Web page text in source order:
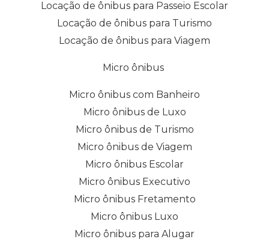
Locação de ônibus para Passeio Escolar
Locação de ônibus para Turismo
Locação de ônibus para Viagem
Micro ônibus
Micro ônibus com Banheiro
Micro ônibus de Luxo
Micro ônibus de Turismo
Micro ônibus de Viagem
Micro ônibus Escolar
Micro ônibus Executivo
Micro ônibus Fretamento
Micro ônibus Luxo
Micro ônibus para Alugar